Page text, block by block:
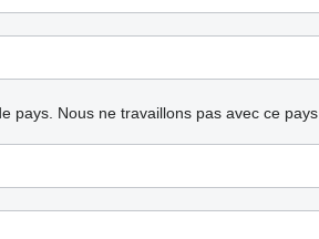
pays. Nous ne travaillons pas avec ce pays